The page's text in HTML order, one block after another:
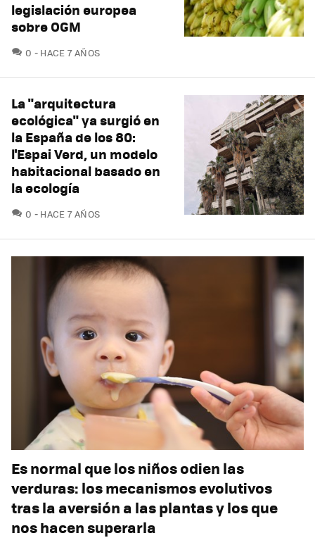
legislación europea
sobre OGM
0 COMENTARIOS
HACE 7 AÑOS
La "arquitectura
ecológica" ya surgió en
la España de los 80:
l'Espai Verd, un modelo
habitacional basado en
la ecología
0 COMENTARIOS
HACE 7 AÑOS
Es normal que los niños odien las
verduras: los mecanismos evolutivos
tras la aversión a las plantas y los que
nos hacen superarla